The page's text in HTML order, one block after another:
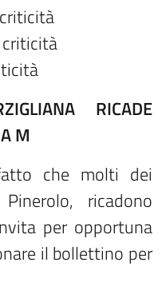
RICADE
M
che molti dei
ricadono
per opportuna
il bollettino per